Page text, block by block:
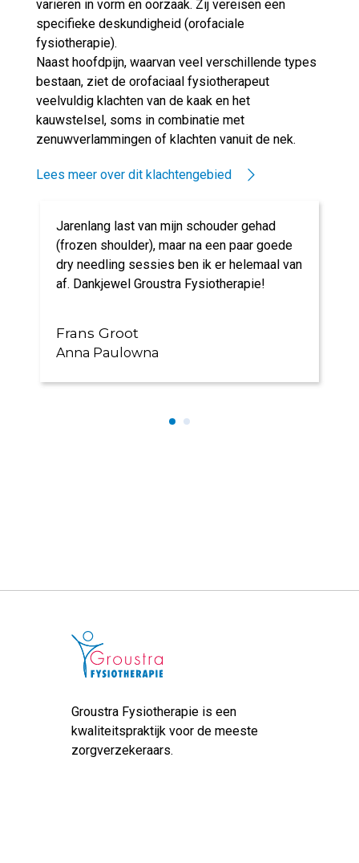
variëren in vorm en oorzaak. Zij vereisen een
specifieke deskundigheid (orofaciale
fysiotherapie).
Naast hoofdpijn, waarvan veel verschillende types
bestaan, ziet de orofaciaal fysiotherapeut
veelvuldig klachten van de kaak en het
kauwstelsel, soms in combinatie met
zenuwverlammingen of klachten vanuit de nek.
Lees meer over dit klachtengebied
Jarenlang last van mijn schouder gehad
(frozen shoulder), maar na een paar goede
dry needling sessies ben ik er helemaal van
af. Dankjewel Groustra Fysiotherapie!
Frans Groot
Anna Paulowna
Groustra Fysiotherapie is een
kwaliteitspraktijk voor de meeste
zorgverzekeraars.